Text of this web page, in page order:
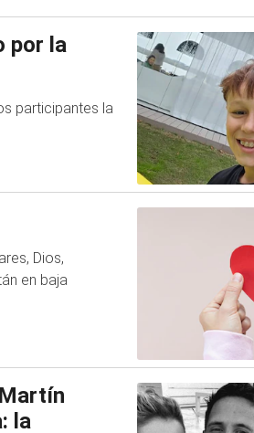
por la
participantes la
Dios,
en baja
la